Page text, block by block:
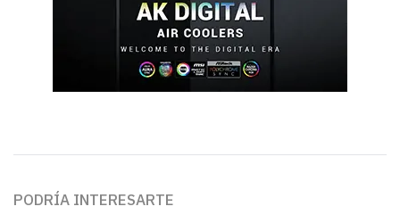
PODRÍA INTERESARTE